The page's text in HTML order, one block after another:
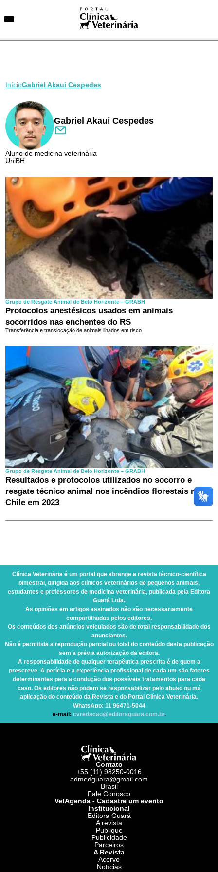
SUGESTÕES DE BUSCA
InícioGabriel Akaui Cespedes
Gabriel Akaui Cespedes
Aluno de medicina veterinária
UniBH
Grupo de Resgate Animal de Belo Horizonte – GRABH
Protocolos anestésicos usados em animais
socorridos nas enchentes do RS
Transferência e translocação de animais ilhados em risco
Grupo de Resgate Animal de Belo Horizonte – GRABH
Resultados e protocolos utilizados no socorro e
resgate técnico animal nos incêndios florestais no
Chile em 2023
Clínica Veterinária é um portal que abrange a revista técnico-científica
bimestral, dirigida aos clínicos veterinários de pequenos animais,
estudantes e professores de medicina veterinária, publicada pela Editora
Guará Ltda.
As opiniões em artigos assinados não são necessariamente
compartilhadas pelos editores.
Os conteúdos dos anúncios veiculados são de total responsabilidade dos
anunciantes.
Não é permitida a reprodução parcial ou total do conteúdo desta publicação
sem a prévia autorização da editora.
A responsabilidade de qualquer terapêutica prescrita é de quem a
prescreve. A perícia e a experiência profissional de cada um são fatores
determinantes para a condução dos possíveis tratamentos para cada
caso. Os editores não podem se responsabilizar pelo abuso ou má
aplicação do conteúdo da Revista e do Portal Clínica Veterinária.
WhatsApp: 11 96471-5044
e-mail: cvredacao@editoraguara.com.br.
Contato
+55 (11) 98250-0016
admedguara@gmail.com
Brasil
Fale Conosco
VetAgenda - Cadastre um evento
Institucional
Editora Guará
A revista
Publique
Publicidade
Parceiros
A Revista
Acervo
Notícias